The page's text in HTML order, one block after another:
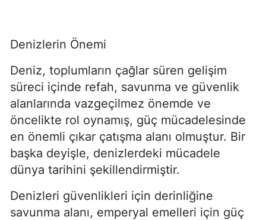
Denizlerin Önemi
Deniz, toplumların çağlar süren gelişim
süreci içinde refah, savunma ve güvenlik
alanlarında vazgeçilmez önemde ve
öncelikte rol oynamış, güç mücadelesinde
en önemli çıkar çatışma alanı olmuştur. Bir
başka deyişle, denizlerdeki mücadele
dünya tarihini şekillendirmiştir.
Denizleri güvenlikleri için derinliğine
savunma alanı, emperyal emelleri için güç